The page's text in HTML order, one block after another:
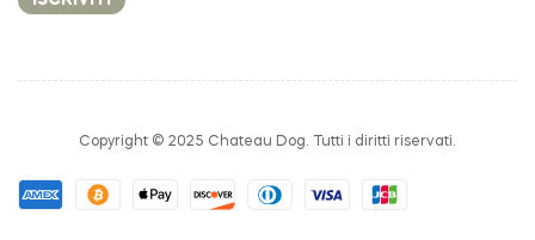
Copyright © 2025 Chateau Dog. Tutti i diritti riservati.